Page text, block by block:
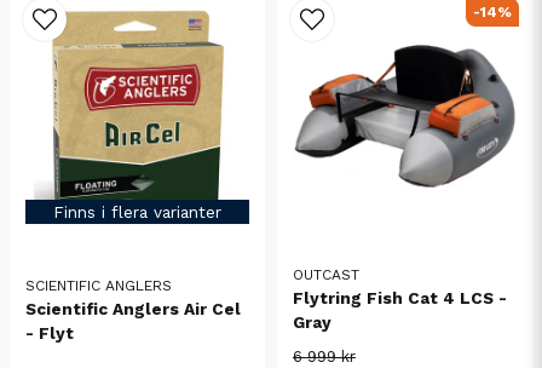
Finns i flera varianter
SCIENTIFIC ANGLERS
Scientific Anglers Air Cel
- Flyt
OUTCAST
Flytring Fish Cat 4 LCS -
Gray
6 999 kr
-14%